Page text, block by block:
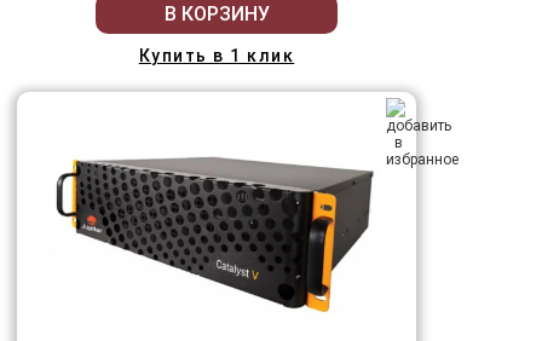
В КОРЗИНУ
Купить в 1 клик